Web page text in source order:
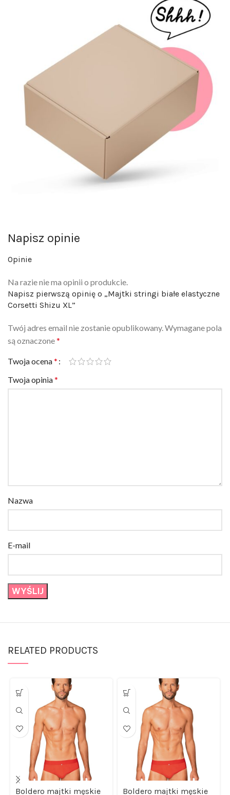
Napisz opinie
Opinie
Na razie nie ma opinii o produkcie.
Napisz pierwszą opinię o „Majtki stringi białe elastyczne
Corsetti Shizu XL”
Twój adres email nie zostanie opublikowany. Wymagane pola
są oznaczone*
Twoja ocena *
Twoja opinia *
Nazwa
E-mail
RELATED PRODUCTS
Boldero majtki męskie
Boldero majtki męskie